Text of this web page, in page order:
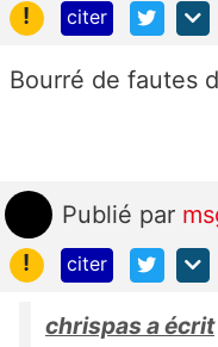
!
citer
Bourré de fautes
Publié par
!
citer
chrispas a écrit